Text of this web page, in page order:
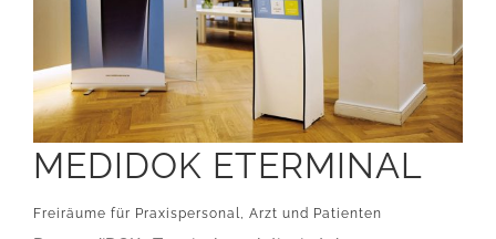
MEDIDOK ETERMINAL
Freiräume für Praxispersonal, Arzt und Patienten